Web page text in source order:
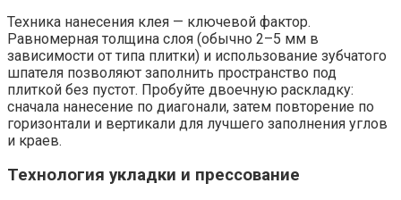
Техника нанесения клея — ключевой фактор.
Равномерная толщина слоя (обычно 2–5 мм в
зависимости от типа плитки) и использование зубчатого
шпателя позволяют заполнить пространство под
плиткой без пустот. Пробуйте двоечную раскладку:
сначала нанесение по диагонали, затем повторение по
горизонтали и вертикали для лучшего заполнения углов
и краев.
Технология укладки и прессование